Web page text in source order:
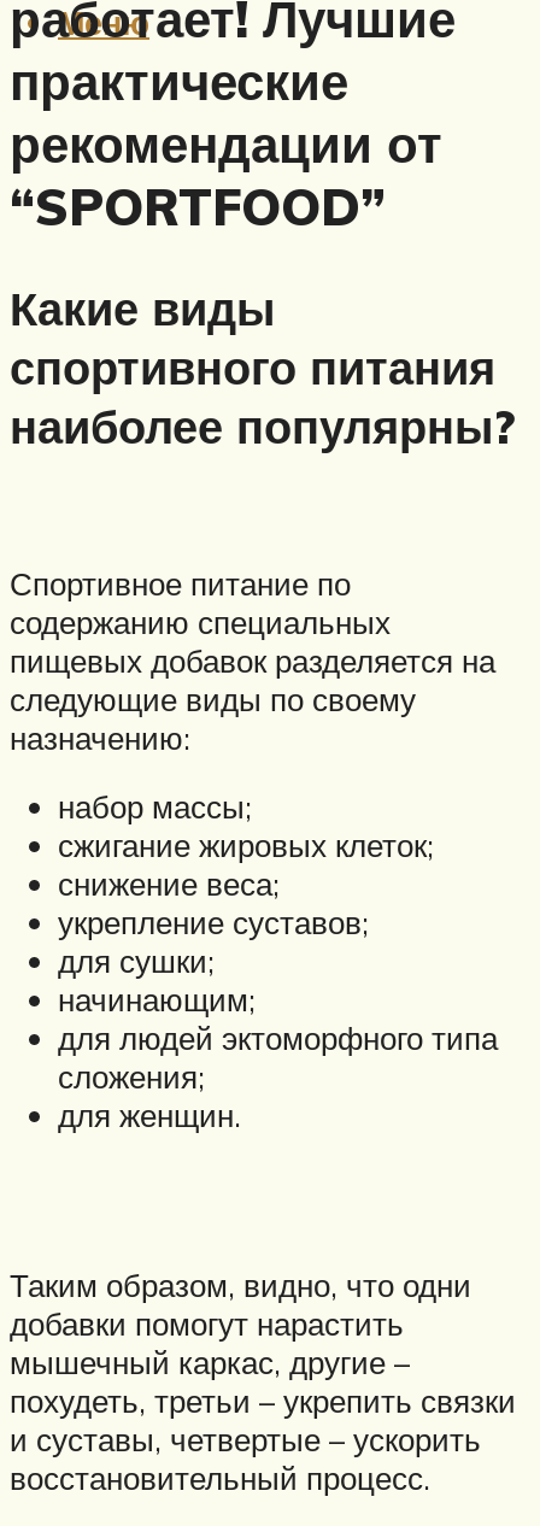
Меню
работает! Лучшие
практические
рекомендации от
“SPORTFOOD”
Какие виды
спортивного питания
наиболее популярны?
Спортивное питание по
содержанию специальных
пищевых добавок разделяется на
следующие виды по своему
назначению:
набор массы;
сжигание жировых клеток;
снижение веса;
укрепление суставов;
для сушки;
начинающим;
для людей эктоморфного типа
сложения;
для женщин.
Таким образом, видно, что одни
добавки помогут нарастить
мышечный каркас, другие –
похудеть, третьи – укрепить связки
и суставы, четвертые – ускорить
восстановительный процесс.